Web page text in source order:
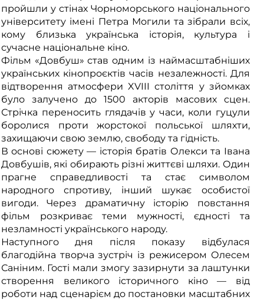
пройшли у стінах Чорноморського національного
університету імені Петра Могили та зібрали всіх,
кому близька українська історія, культура і
сучасне національне кіно.
Фільм «Довбуш» став одним із наймасштабніших
українських кінопроєктів часів незалежності. Для
відтворення атмосфери XVIII століття у зйомках
було залучено до 1500 акторів масових сцен.
Стрічка переносить глядачів у часи, коли гуцули
боролися проти жорстокої польської шляхти,
захищаючи свою землю, свободу та гідність.
В основі сюжету — історія братів Олекси та Івана
Довбушів, які обирають різні життєві шляхи. Один
прагне справедливості та стає символом
народного спротиву, інший шукає особистої
вигоди. Через драматичну історію повстання
фільм розкриває теми мужності, єдності та
незламності українського народу.
Наступного дня після показу відбулася
благодійна творча зустріч із режисером Олесем
Саніним. Гості мали змогу зазирнути за лаштунки
створення великого історичного кіно — від
роботи над сценарієм до постановки масштабних